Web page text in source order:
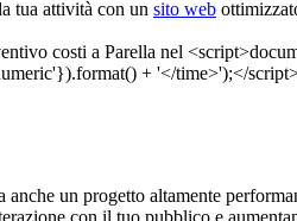
tua attività con un sito web
un progetto altamente